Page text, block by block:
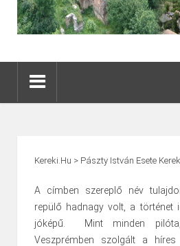
Kereki.hu > Pászty István Esete
A címben szereplő név
repülő hadnagy volt, a történet
jóképű. Mint minden
Veszprémben szolgált a híres